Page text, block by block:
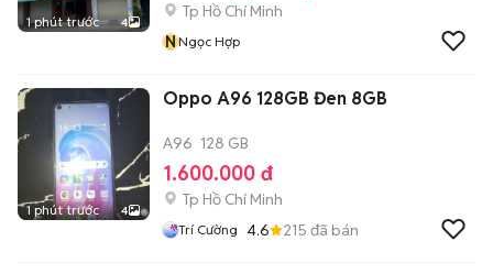
1 phút trước 4
Tp Hồ Chí Minh
NNgọc Hợp
1 phút trước 4
Oppo A96 128GB Đen 8GB
A96 128 GB
1.600.000 đ
Tp Hồ Chí Minh
Trí Cường 4.6 215 đã bán